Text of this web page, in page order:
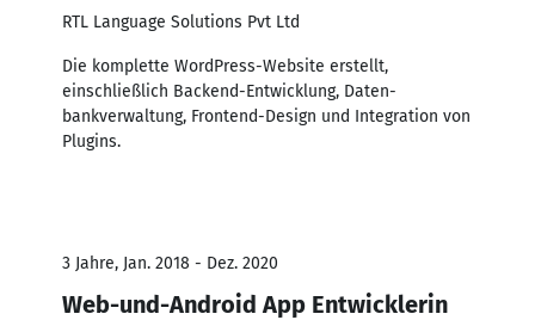
RTL Language Solutions Pvt Ltd
Die komplette WordPress-Website erstellt,
einschließlich Backend-Entwicklung, Daten-
bankverwaltung, Frontend-Design und Integration von
Plugins.
3 Jahre, Jan. 2018 - Dez. 2020
Web-und-Android App Entwicklerin